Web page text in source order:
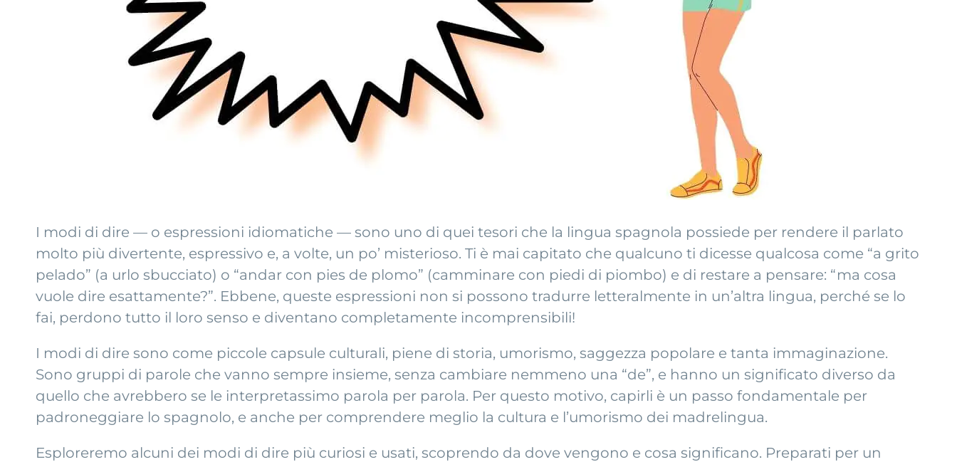
I modi di dire — o espressioni idiomatiche — sono uno di quei tesori che la lingua spagnola possiede per rendere il parlato
molto più divertente, espressivo e, a volte, un po’ misterioso. Ti è mai capitato che qualcuno ti dicesse qualcosa come “a grito
pelado” (a urlo sbucciato) o “andar con pies de plomo” (camminare con piedi di piombo) e di restare a pensare: “ma cosa
vuole dire esattamente?”. Ebbene, queste espressioni non si possono tradurre letteralmente in un’altra lingua, perché se lo
fai, perdono tutto il loro senso e diventano completamente incomprensibili!
I modi di dire sono come piccole capsule culturali, piene di storia, umorismo, saggezza popolare e tanta immaginazione.
Sono gruppi di parole che vanno sempre insieme, senza cambiare nemmeno una “de”, e hanno un significato diverso da
quello che avrebbero se le interpretassimo parola per parola. Per questo motivo, capirli è un passo fondamentale per
padroneggiare lo spagnolo, e anche per comprendere meglio la cultura e l’umorismo dei madrelingua.
Esploreremo alcuni dei modi di dire più curiosi e usati, scoprendo da dove vengono e cosa significano. Preparati per un